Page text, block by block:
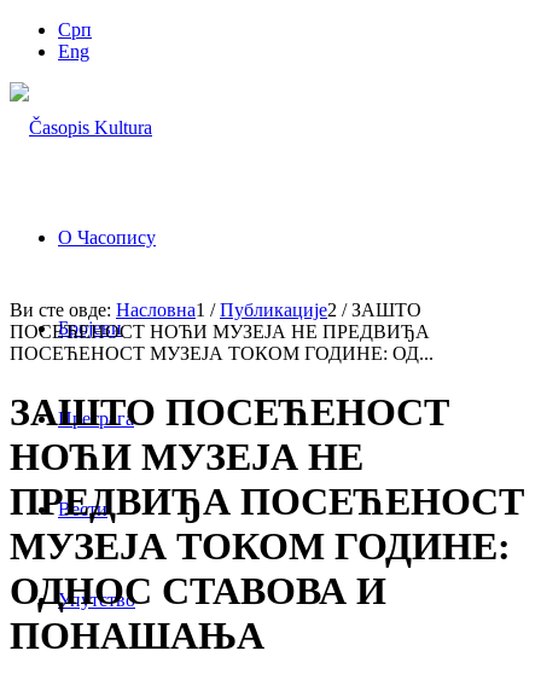
Срп
Eng
О Часопису
Бројеви
Претрага
Вести
Упутство
Ви сте овде: Насловна1 / Публикације2 / ЗАШТО
ПОСЕЋЕНОСТ НОЋИ МУЗЕЈА НЕ ПРЕДВИЂА
ПОСЕЋЕНОСТ МУЗЕЈА ТОКОМ ГОДИНЕ: ОД...
ЗАШТО ПОСЕЋЕНОСТ
НОЋИ МУЗЕЈА НЕ
ПРЕДВИЂА ПОСЕЋЕНОСТ
МУЗЕЈА ТОКОМ ГОДИНЕ:
ОДНОС СТАВОВА И
ПОНАШАЊА